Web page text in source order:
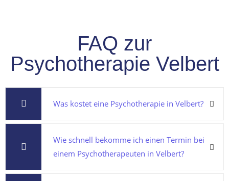
FAQ zur
Psychotherapie Velbert
Was kostet eine Psychotherapie in Velbert?
Wie schnell bekomme ich einen Termin bei
einem Psychotherapeuten in Velbert?